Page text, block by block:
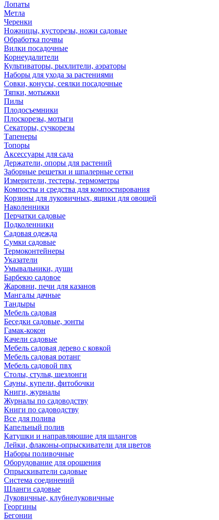
Лопаты
Метла
Черенки
Ножницы, кусторезы, ножи садовые
Обработка почвы
Вилки посадочные
Корнеудалители
Культиваторы, рыхлители, аэраторы
Наборы для ухода за растениями
Совки, конусы, сеялки посадочные
Тяпки, мотыжки
Пилы
Плодосъемники
Плоскорезы, мотыги
Секаторы, сучкорезы
Тапенеры
Топоры
Аксессуары для сада
Держатели, опоры для растений
Заборные решетки и шпалерные сетки
Измерители, тестеры, термометры
Компосты и средства для компостирования
Корзины для луковичных, ящики для овощей
Наколенники
Перчатки садовые
Подколенники
Садовая одежда
Сумки садовые
Термоконтейнеры
Указатели
Умывальники, души
Барбекю садовое
Жаровни, печи для казанов
Мангалы дачные
Тандыры
Мебель садовая
Беседки садовые, зонты
Гамак-кокон
Качели садовые
Мебель садовая дерево с ковкой
Мебель садовая ротанг
Мебель садовой пвх
Столы, стулья, шезлонги
Сауны, купели, фитобочки
Книги, журналы
Журналы по садоводству
Книги по садоводству
Все для полива
Капельный полив
Катушки и направляюшие для шлангов
Лейки, флаконы-опрыскиватели для цветов
Наборы поливочные
Оборудование для орошения
Опрыскиватели садовые
Система соединений
Шланги садовые
Луковичные, клубнелуковичные
Георгины
Бегонии